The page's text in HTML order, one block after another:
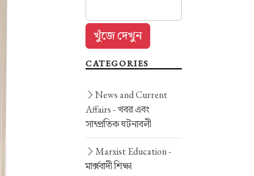
CATEGORIES
News and Current
Affairs -খবর এবং
সাম্প্রতিক ঘটনাবলী
Marxist Education -
মার্ক্সবাদী শিক্ষা